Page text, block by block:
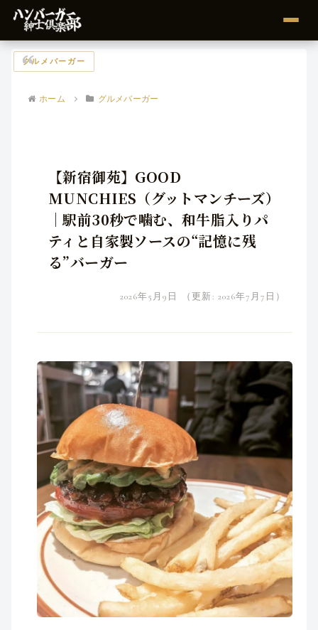
ホーム グルメバーガー
グルメバーガー
【新宿御苑】GOOD
MUNCHIES（グットマンチーズ）
｜駅前30秒で噛む、和牛脂入りパ
ティと自家製ソースの“記憶に残
る”バーガー
2026年5月9日 （更新: 2026年7月7日）